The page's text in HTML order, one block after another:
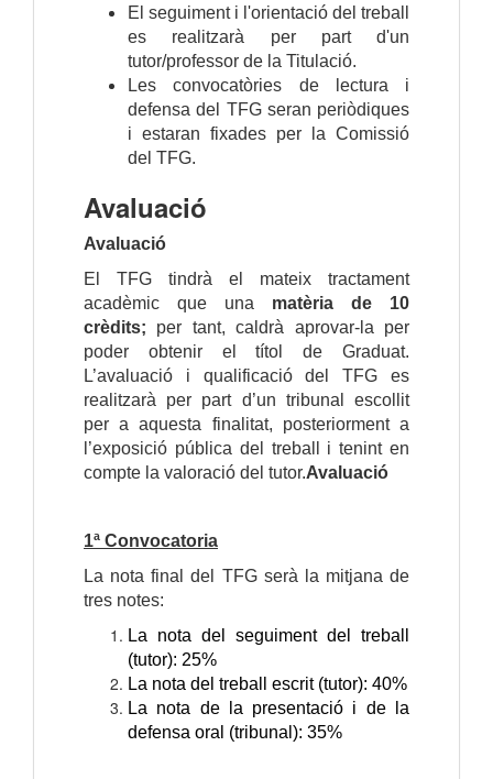
El seguiment i l'orientació del treball
es realitzarà per part d'un
tutor/professor de la Titulació.
Les convocatòries de lectura i
defensa del TFG seran periòdiques
i estaran fixades per la Comissió
del TFG.
Avaluació
Avaluació
El TFG tindrà el mateix tractament
acadèmic que una matèria de 10
crèdits; per tant, caldrà aprovar-la per
poder obtenir el títol de Graduat.
L’avaluació i qualificació del TFG es
realitzarà per part d’un tribunal escollit
per a aquesta finalitat, posteriorment a
l’exposició pública del treball i tenint en
compte la valoració del tutor.Avaluació
1ª Convocatoria
La nota final del TFG serà la mitjana de
tres notes:
La nota del seguiment del treball
(tutor): 25%
La nota del treball escrit (tutor): 40%
La nota de la presentació i de la
defensa oral (tribunal): 35%